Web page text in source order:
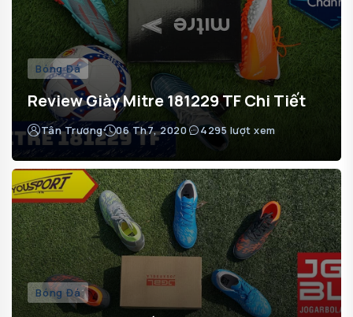
Bóng Đá
Review Giày Mitre 181229 TF Chi Tiết
Tân Trương 06 Th7, 2020 4295 lượt xem
Bóng Đá